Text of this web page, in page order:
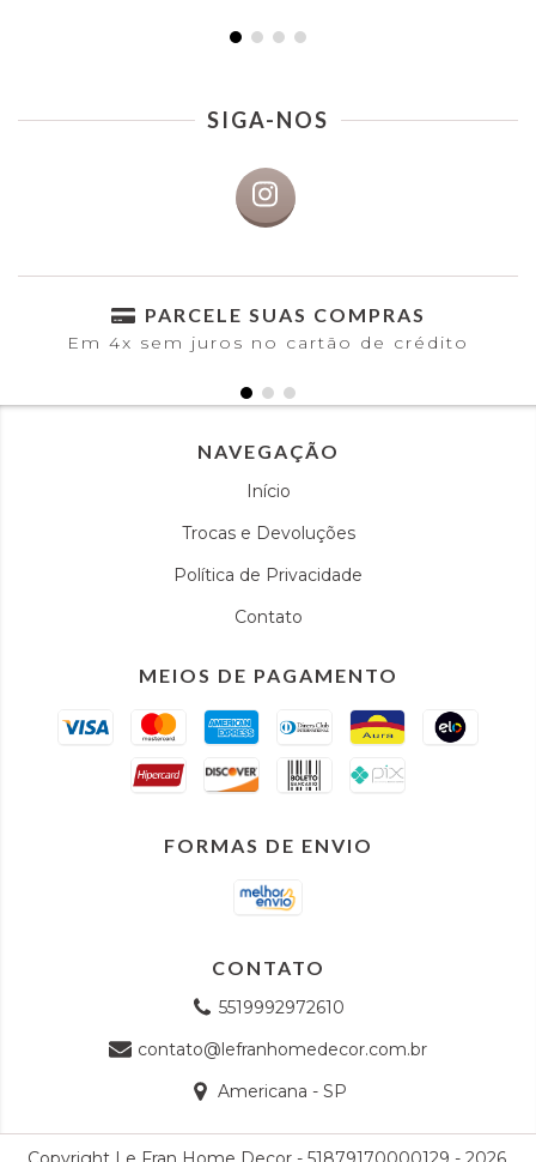
SIGA-NOS
PARCELE SUAS COMPRAS
Em 4x sem juros no cartão de crédito
NAVEGAÇÃO
Início
Trocas e Devoluções
Política de Privacidade
Contato
MEIOS DE PAGAMENTO
FORMAS DE ENVIO
CONTATO
5519992972610
contato@lefranhomedecor.com.br
Americana - SP